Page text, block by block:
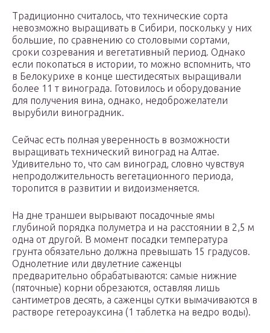
Традиционно считалось, что технические сорта
невозможно выращивать в Сибири, поскольку у них
большие, по сравнению со столовыми сортами,
сроки созревания и вегетативный период. Однако
если покопаться в истории, то можно вспомнить, что
в Белокурихе в конце шестидесятых выращивали
более 11 т винограда. Готовилось и оборудование
для получения вина, однако, недоброжелатели
вырубили виноградник.
Сейчас есть полная уверенность в возможности
выращивать технический виноград на Алтае.
Удивительно то, что сам виноград, словно чувствуя
непродолжительность вегетационного периода,
торопится в развитии и видоизменяется.
На дне траншеи вырывают посадочные ямы
глубиной порядка полуметра и на расстоянии в 2,5 м
одна от другой. В момент посадки температура
грунта обязательно должна превышать 15 градусов.
Однолетние или двулетние саженцы
предварительно обрабатываются: самые нижние
(пяточные) корни обрезаются, оставляя лишь
сантиметров десять, а саженцы сутки вымачиваются в
растворе гетероауксина (1 таблетка на ведро воды).